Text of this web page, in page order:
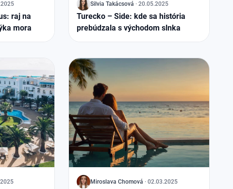
raj na
mora
J Silvia Takácsová · 20.05.2025
Turecko – Side: kde sa história
prebúdzala s východom slnka
J Miroslava Chomová · 02.03.2025